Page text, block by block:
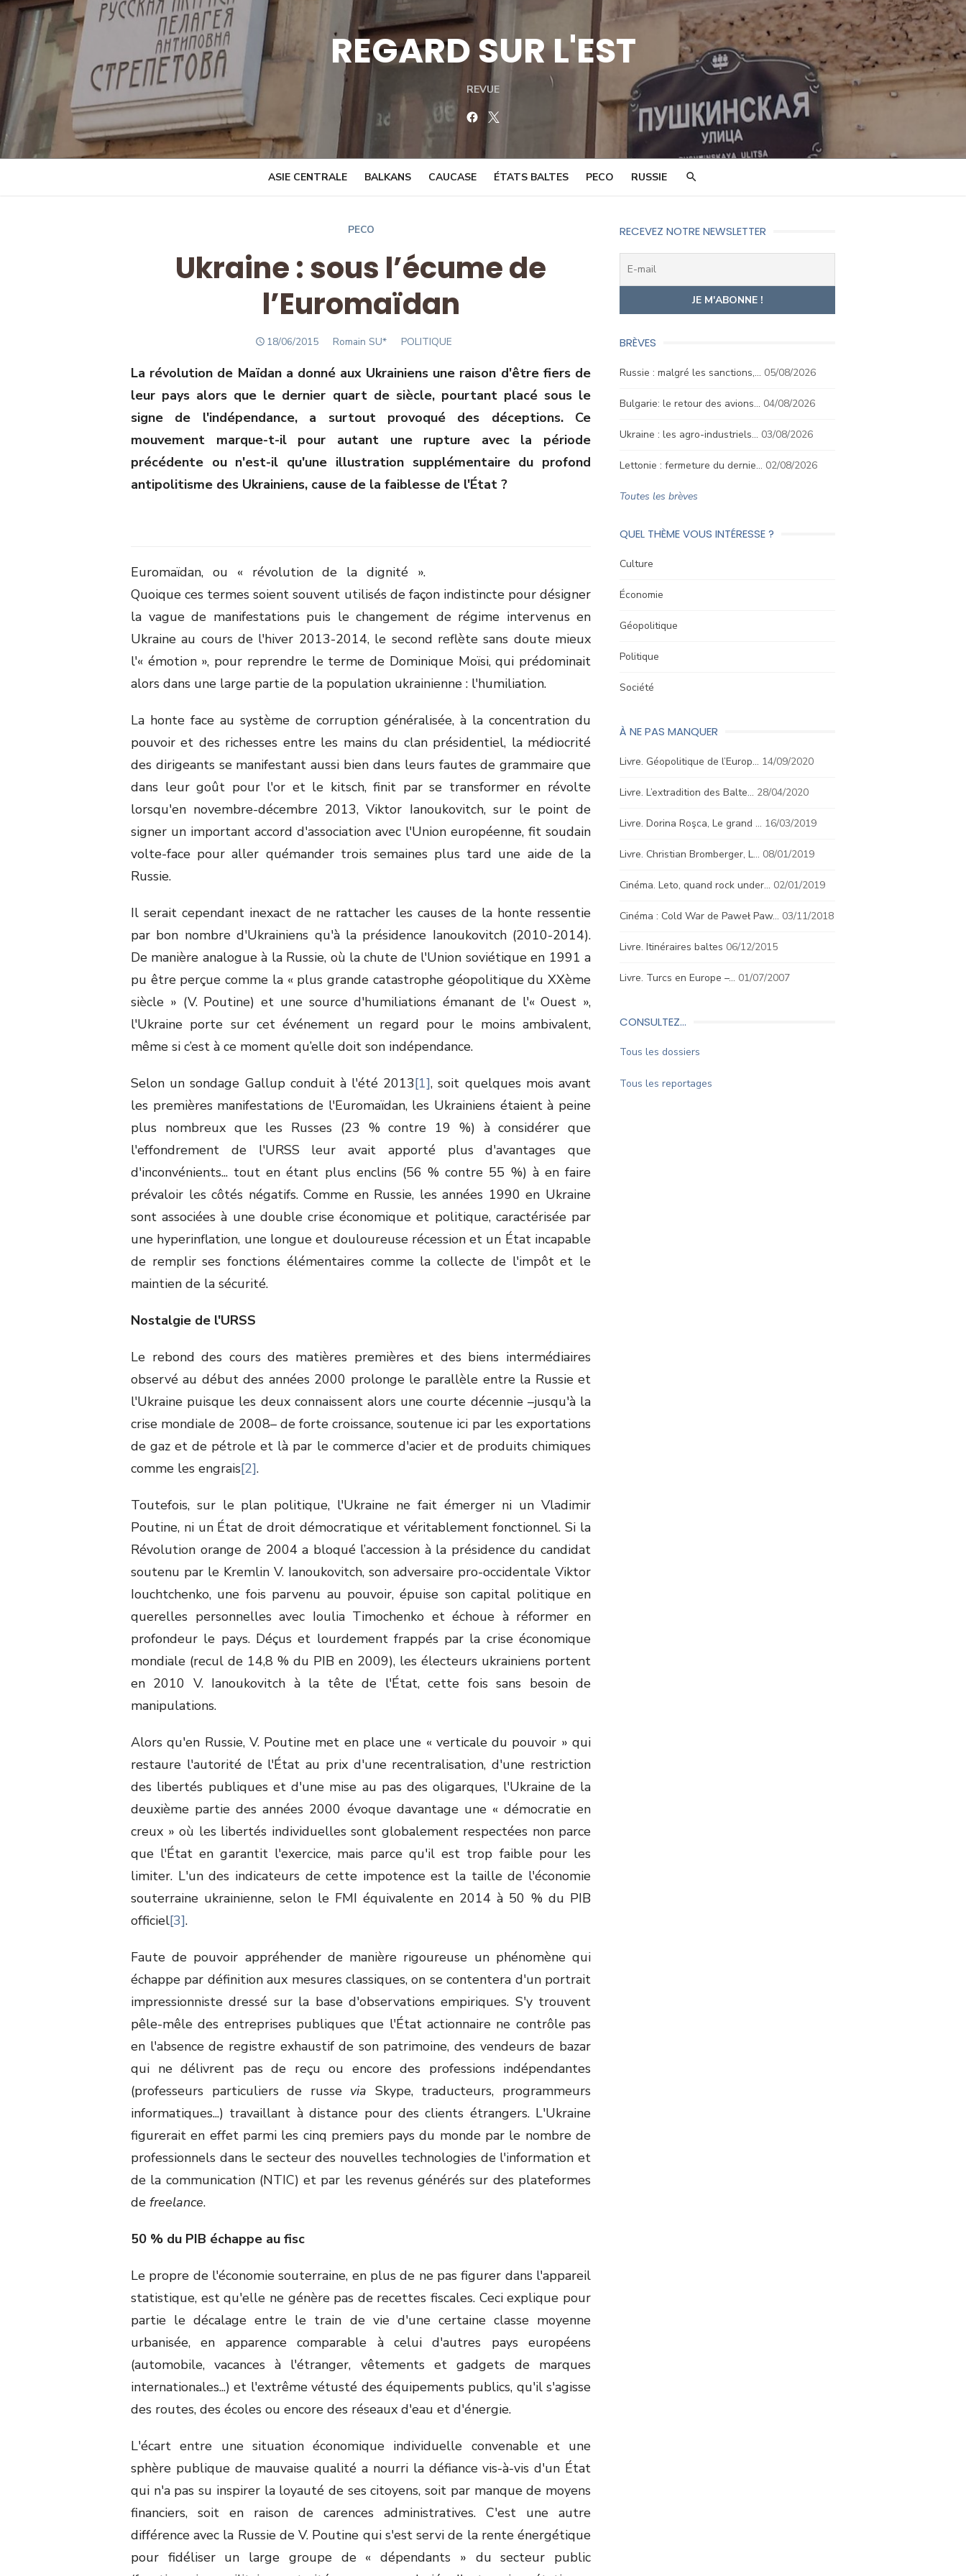
Skip
content
REGARD SUR L'EST
REVUE
Facebook
ASIE CENTRALE BALKANS CAUCASE ÉTATS BALTES PECO RUSSIE
PECO
Ukraine : sous l’écume de
l’Euromaïdan
POSTED
18/06/2015 Author
Romain SU* POLITIQUE
La révolution de Maïdan a donné aux Ukrainiens une raison d'être fiers de
leur pays alors que le dernier quart de siècle, pourtant placé sous le
signe de l'indépendance, a surtout provoqué des déceptions. Ce
mouvement marque-t-il pour autant une rupture avec la période
précédente ou n'est-il qu'une illustration supplémentaire du profond
antipolitisme des Ukrainiens, cause de la faiblesse de l'État ?
Euromaïdan, ou « révolution de la dignité ».
Quoique ces termes soient souvent utilisés de façon indistincte pour désigner
la vague de manifestations puis le changement de régime intervenus en
Ukraine au cours de l'hiver 2013-2014, le second reflète sans doute mieux
l'« émotion », pour reprendre le terme de Dominique Moïsi, qui prédominait
alors dans une large partie de la population ukrainienne : l'humiliation.
La honte face au système de corruption généralisée, à la concentration du
pouvoir et des richesses entre les mains du clan présidentiel, la médiocrité
des dirigeants se manifestant aussi bien dans leurs fautes de grammaire que
dans leur goût pour l'or et le kitsch, finit par se transformer en révolte
lorsqu'en novembre-décembre 2013, Viktor Ianoukovitch, sur le point de
signer un important accord d'association avec l'Union européenne, fit soudain
volte-face pour aller quémander trois semaines plus tard une aide de la
Russie.
Il serait cependant inexact de ne rattacher les causes de la honte ressentie
par bon nombre d'Ukrainiens qu'à la présidence Ianoukovitch (2010-2014).
De manière analogue à la Russie, où la chute de l'Union soviétique en 1991 a
pu être perçue comme la « plus grande catastrophe géopolitique du XXème
siècle » (V. Poutine) et une source d'humiliations émanant de l'« Ouest »,
l'Ukraine porte sur cet événement un regard pour le moins ambivalent,
même si c’est à ce moment qu’elle doit son indépendance.
Selon un sondage Gallup conduit à l'été 2013[1], soit quelques mois avant
les premières manifestations de l'Euromaïdan, les Ukrainiens étaient à peine
plus nombreux que les Russes (23 % contre 19 %) à considérer que
l'effondrement de l'URSS leur avait apporté plus d'avantages que
d'inconvénients... tout en étant plus enclins (56 % contre 55 %) à en faire
prévaloir les côtés négatifs. Comme en Russie, les années 1990 en Ukraine
sont associées à une double crise économique et politique, caractérisée par
une hyperinflation, une longue et douloureuse récession et un État incapable
de remplir ses fonctions élémentaires comme la collecte de l'impôt et le
maintien de la sécurité.
Nostalgie de l'URSS
Le rebond des cours des matières premières et des biens intermédiaires
observé au début des années 2000 prolonge le parallèle entre la Russie et
l'Ukraine puisque les deux connaissent alors une courte décennie –jusqu'à la
crise mondiale de 2008– de forte croissance, soutenue ici par les exportations
de gaz et de pétrole et là par le commerce d'acier et de produits chimiques
comme les engrais[2].
Toutefois, sur le plan politique, l'Ukraine ne fait émerger ni un Vladimir
Poutine, ni un État de droit démocratique et véritablement fonctionnel. Si la
Révolution orange de 2004 a bloqué l’accession à la présidence du candidat
soutenu par le Kremlin V. Ianoukovitch, son adversaire pro-occidentale Viktor
Iouchtchenko, une fois parvenu au pouvoir, épuise son capital politique en
querelles personnelles avec Ioulia Timochenko et échoue à réformer en
profondeur le pays. Déçus et lourdement frappés par la crise économique
mondiale (recul de 14,8 % du PIB en 2009), les électeurs ukrainiens portent
en 2010 V. Ianoukovitch à la tête de l'État, cette fois sans besoin de
manipulations.
Alors qu'en Russie, V. Poutine met en place une « verticale du pouvoir » qui
restaure l'autorité de l'État au prix d'une recentralisation, d'une restriction
des libertés publiques et d'une mise au pas des oligarques, l'Ukraine de la
deuxième partie des années 2000 évoque davantage une « démocratie en
creux » où les libertés individuelles sont globalement respectées non parce
que l'État en garantit l'exercice, mais parce qu'il est trop faible pour les
limiter. L'un des indicateurs de cette impotence est la taille de l'économie
souterraine ukrainienne, selon le FMI équivalente en 2014 à 50 % du PIB
officiel[3].
Faute de pouvoir appréhender de manière rigoureuse un phénomène qui
échappe par définition aux mesures classiques, on se contentera d'un portrait
impressionniste dressé sur la base d'observations empiriques. S'y trouvent
pêle-mêle des entreprises publiques que l'État actionnaire ne contrôle pas
en l'absence de registre exhaustif de son patrimoine, des vendeurs de bazar
qui ne délivrent pas de reçu ou encore des professions indépendantes
(professeurs particuliers de russe via Skype, traducteurs, programmeurs
informatiques...) travaillant à distance pour des clients étrangers. L'Ukraine
figurerait en effet parmi les cinq premiers pays du monde par le nombre de
professionnels dans le secteur des nouvelles technologies de l'information et
de la communication (NTIC) et par les revenus générés sur des plateformes
de freelance.
50 % du PIB échappe au fisc
Le propre de l'économie souterraine, en plus de ne pas figurer dans l'appareil
statistique, est qu'elle ne génère pas de recettes fiscales. Ceci explique pour
partie le décalage entre le train de vie d'une certaine classe moyenne
urbanisée, en apparence comparable à celui d'autres pays européens
(automobile, vacances à l'étranger, vêtements et gadgets de marques
internationales...) et l'extrême vétusté des équipements publics, qu'il s'agisse
des routes, des écoles ou encore des réseaux d'eau et d'énergie.
L'écart entre une situation économique individuelle convenable et une
sphère publique de mauvaise qualité a nourri la défiance vis-à-vis d'un État
qui n'a pas su inspirer la loyauté de ses citoyens, soit par manque de moyens
financiers, soit en raison de carences administratives. C'est une autre
différence avec la Russie de V. Poutine qui s'est servi de la rente énergétique
pour fidéliser un large groupe de « dépendants » du secteur public
RECEVEZ NOTRE NEWSLETTER
BRÈVES
Russie : malgré les sanctions,… 05/08/2026
Bulgarie: le retour des avions… 04/08/2026
Ukraine : les agro-industriels… 03/08/2026
Lettonie : fermeture du dernie… 02/08/2026
Toutes les brèves
QUEL THÈME VOUS INTÉRESSE ?
Culture
Économie
Géopolitique
Politique
Société
À NE PAS MANQUER
Livre. Géopolitique de l’Europ… 14/09/2020
Livre. L’extradition des Balte… 28/04/2020
Livre. Dorina Roşca, Le grand … 16/03/2019
Livre. Christian Bromberger, L… 08/01/2019
Cinéma. Leto, quand rock under… 02/01/2019
Cinéma : Cold War de Paweł Paw… 03/11/2018
Livre. Itinéraires baltes 06/12/2015
Livre. Turcs en Europe –… 01/07/2007
CONSULTEZ…
Tous les dossiers
Tous les reportages